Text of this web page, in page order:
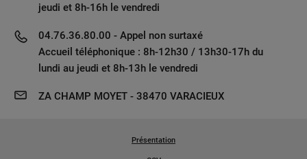
jeudi et 8h-16h le vendredi
04.76.36.80.00 - Appel non surtaxé
Accueil téléphonique : 8h-12h30 / 13h30-17h du
lundi au jeudi et 8h-13h le vendredi
ZA CHAMP MOYET - 38470 VARACIEUX
Présentation